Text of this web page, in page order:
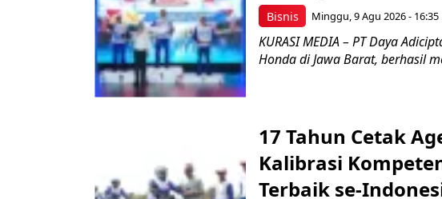
Bisnis Minggu, 9 Agu 2026 - 16:35
KURASI MEDIA – PT Daya
Honda di Jawa Barat, berhasil
17 Tahun Cetak
Kalibrasi
Terbaik se-